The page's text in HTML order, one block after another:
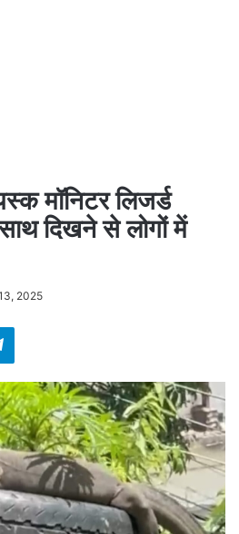
मॉनिटर लिजर्ड
साथ दिखने से लोगों में
2025
Telegram